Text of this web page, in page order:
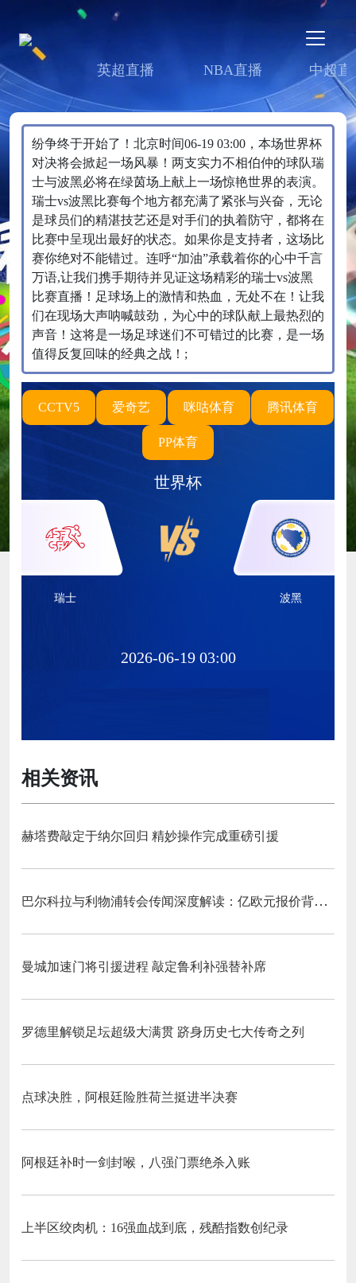
英超直播 NBA直播 中超直
纷争终于开始了！北京时间06-19 03:00，本场世界杯
对决将会掀起一场风暴！两支实力不相伯仲的球队瑞
士与波黑必将在绿茵场上献上一场惊艳世界的表演。
瑞士vs波黑比赛每个地方都充满了紧张与兴奋，无论
是球员们的精湛技艺还是对手们的执着防守，都将在
比赛中呈现出最好的状态。如果你是支持者，这场比
赛你绝对不能错过。连呼“加油”承载着你的心中千言
万语,让我们携手期待并见证这场精彩的瑞士vs波黑
比赛直播！足球场上的激情和热血，无处不在！让我
们在现场大声呐喊鼓劲，为心中的球队献上最热烈的
声音！这将是一场足球迷们不可错过的比赛，是一场
值得反复回味的经典之战！;
CCTV5 爱奇艺 咪咕体育 腾讯体育
PP体育
世界杯
瑞士 波黑
2026-06-19 03:00
相关资讯
赫塔费敲定于纳尔回归 精妙操作完成重磅引援
巴尔科拉与利物浦转会传闻深度解读：亿欧元报价背后的战略博弈与市场逻辑‌
曼城加速门将引援进程 敲定鲁利补强替补席
罗德里解锁足坛超级大满贯 跻身历史七大传奇之列
点球决胜，阿根廷险胜荷兰挺进半决赛
阿根廷补时一剑封喉，八强门票绝杀入账
上半区绞肉机：16强血战到底，残酷指数创纪录